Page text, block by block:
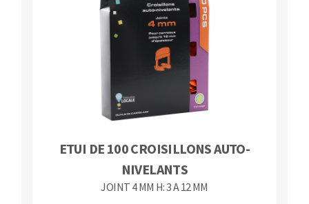
ETUI DE 100 CROISILLONS AUTO-
NIVELANTS
JOINT 4 MM H: 3 A 12 MM